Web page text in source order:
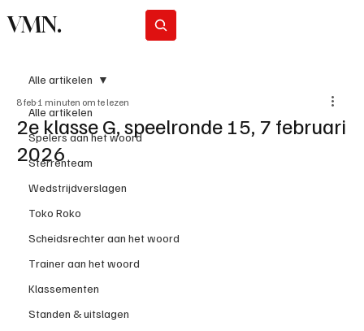
VMN.
Alle artikelen
Spelers aan het woord
Sterrenteam
Wedstrijdverslagen
Toko Roko
Scheidsrechter aan het woord
Trainer aan het woord
Klassementen
Standen & uitslagen
Alle artikelen
2e klasse G, speelronde 15, 7 februari
2026
8 feb 1 minuten om te lezen